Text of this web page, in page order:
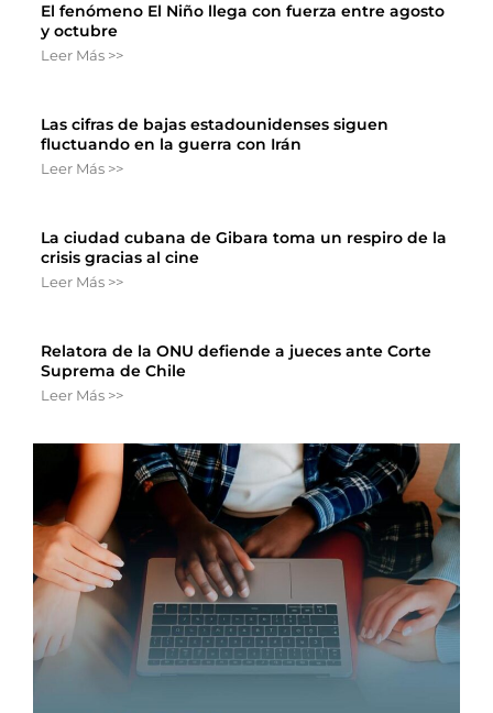
El fenómeno El Niño llega con fuerza entre agosto
y octubre
Leer Más >>
Las cifras de bajas estadounidenses siguen
fluctuando en la guerra con Irán
Leer Más >>
La ciudad cubana de Gibara toma un respiro de la
crisis gracias al cine
Leer Más >>
Relatora de la ONU defiende a jueces ante Corte
Suprema de Chile
Leer Más >>